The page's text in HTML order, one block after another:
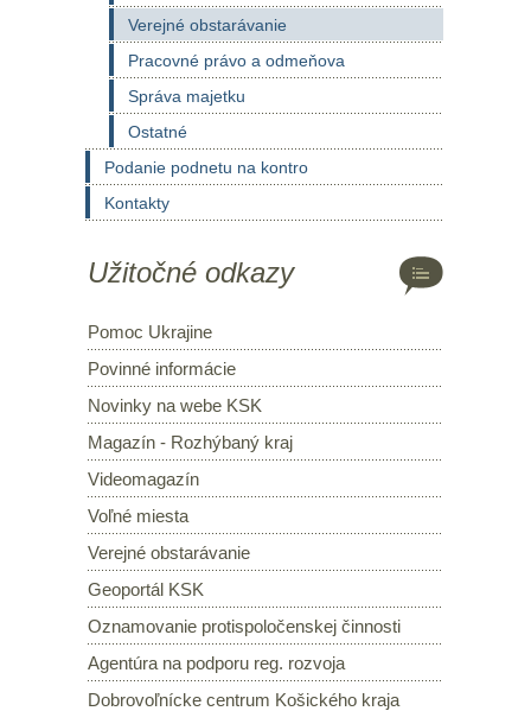
Verejné obstarávanie
Pracovné právo a odmeňova
Správa majetku
Ostatné
Podanie podnetu na kontro
Kontakty
Užitočné odkazy
Pomoc Ukrajine
Povinné informácie
Novinky na webe KSK
Magazín - Rozhýbaný kraj
Videomagazín
Voľné miesta
Verejné obstarávanie
Geoportál KSK
Oznamovanie protispoločenskej činnosti
Agentúra na podporu reg. rozvoja
Dobrovoľnícke centrum Košického kraja